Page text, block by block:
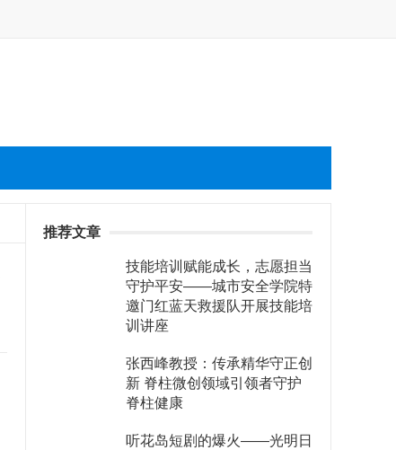
推荐文章
技能培训赋能成长，志愿担当
守护平安——城市安全学院特
邀门红蓝天救援队开展技能培
训讲座
张西峰教授：传承精华守正创
新 脊柱微创领域引领者守护
脊柱健康
听花岛短剧的爆火——光明日